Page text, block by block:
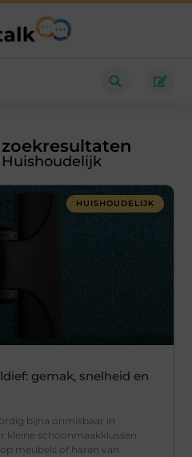
HUISHOUDELIJK
gemak, snelheid en
bijna onmisbaar in
kleine schoonmaakklussen
meubels of haren van